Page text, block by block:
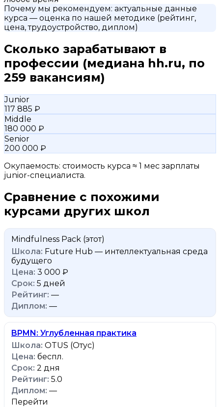
Почему мы рекомендуем: актуальные данные
курса — оценка по нашей методике (рейтинг,
цена, трудоустройство, диплом)
Сколько зарабатывают в
профессии (медиана hh.ru, по
259 вакансиям)
Junior
117 885 ₽
Middle
180 000 ₽
Senior
200 000 ₽
Окупаемость: стоимость курса ≈ 1 мес зарплаты
junior-специалиста.
Сравнение с похожими
курсами других школ
Mindfulness Pack (этот)
Future Hub — интеллектуальная среда
будущего
3 000 ₽
5 дней
—
—
BPMN: Углубленная практика
OTUS (Отус)
беспл.
2 дня
5.0
—
Перейти